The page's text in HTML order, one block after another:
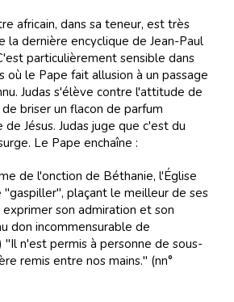
africain, dans sa teneur, est très
la dernière encyclique de Jean-Paul
particulièrement sensible dans
où le Pape fait allusion à un passage
Judas s'élève contre l'attitude de
briser un flacon de parfum
Jésus. Judas juge que c'est du
Le Pape enchaîne :
de l'onction de Béthanie, l'Église
"gaspiller", plaçant le meilleur de ses
son admiration et son
don incommensurable de
"Il n'est permis à personne de sous-
remis entre nos mains." (nn°